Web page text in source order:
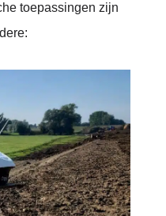
toepassingen zijn